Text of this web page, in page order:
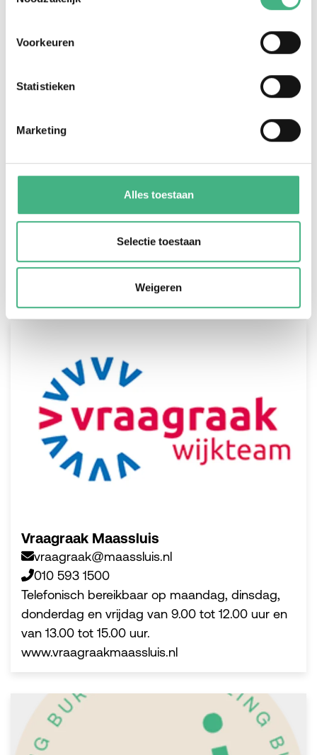
Voorkeuren
Statistieken
Marketing
Alles toestaan
Selectie toestaan
Weigeren
info@mintersmantelzorg.nl
Aanmelden? Bel of mail naar Linda Verhage via
#mantelzorgers
Vraagraak Maassluis
vraagraak@maassluis.nl
010 593 1500
Telefonisch bereikbaar op maandag, dinsdag,
donderdag en vrijdag van 9.00 tot 12.00 uur en
van 13.00 tot 15.00 uur.
www.vraagraakmaassluis.nl